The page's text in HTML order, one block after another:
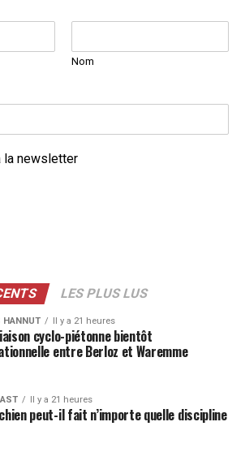
Nom
la newsletter
LES PLUS LUS
HANNUT Il y a 21 heures
cyclo-piétonne bientôt
entre Berloz et Waremme
Il y a 21 heures
peut-il fait n’importe quelle discipline